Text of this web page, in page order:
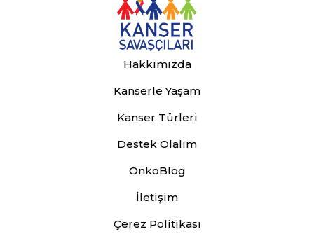
Hakkımızda
Kanserle Yaşam
Kanser Türleri
Destek Olalım
OnkoBlog
İletişim
Çerez Politikası